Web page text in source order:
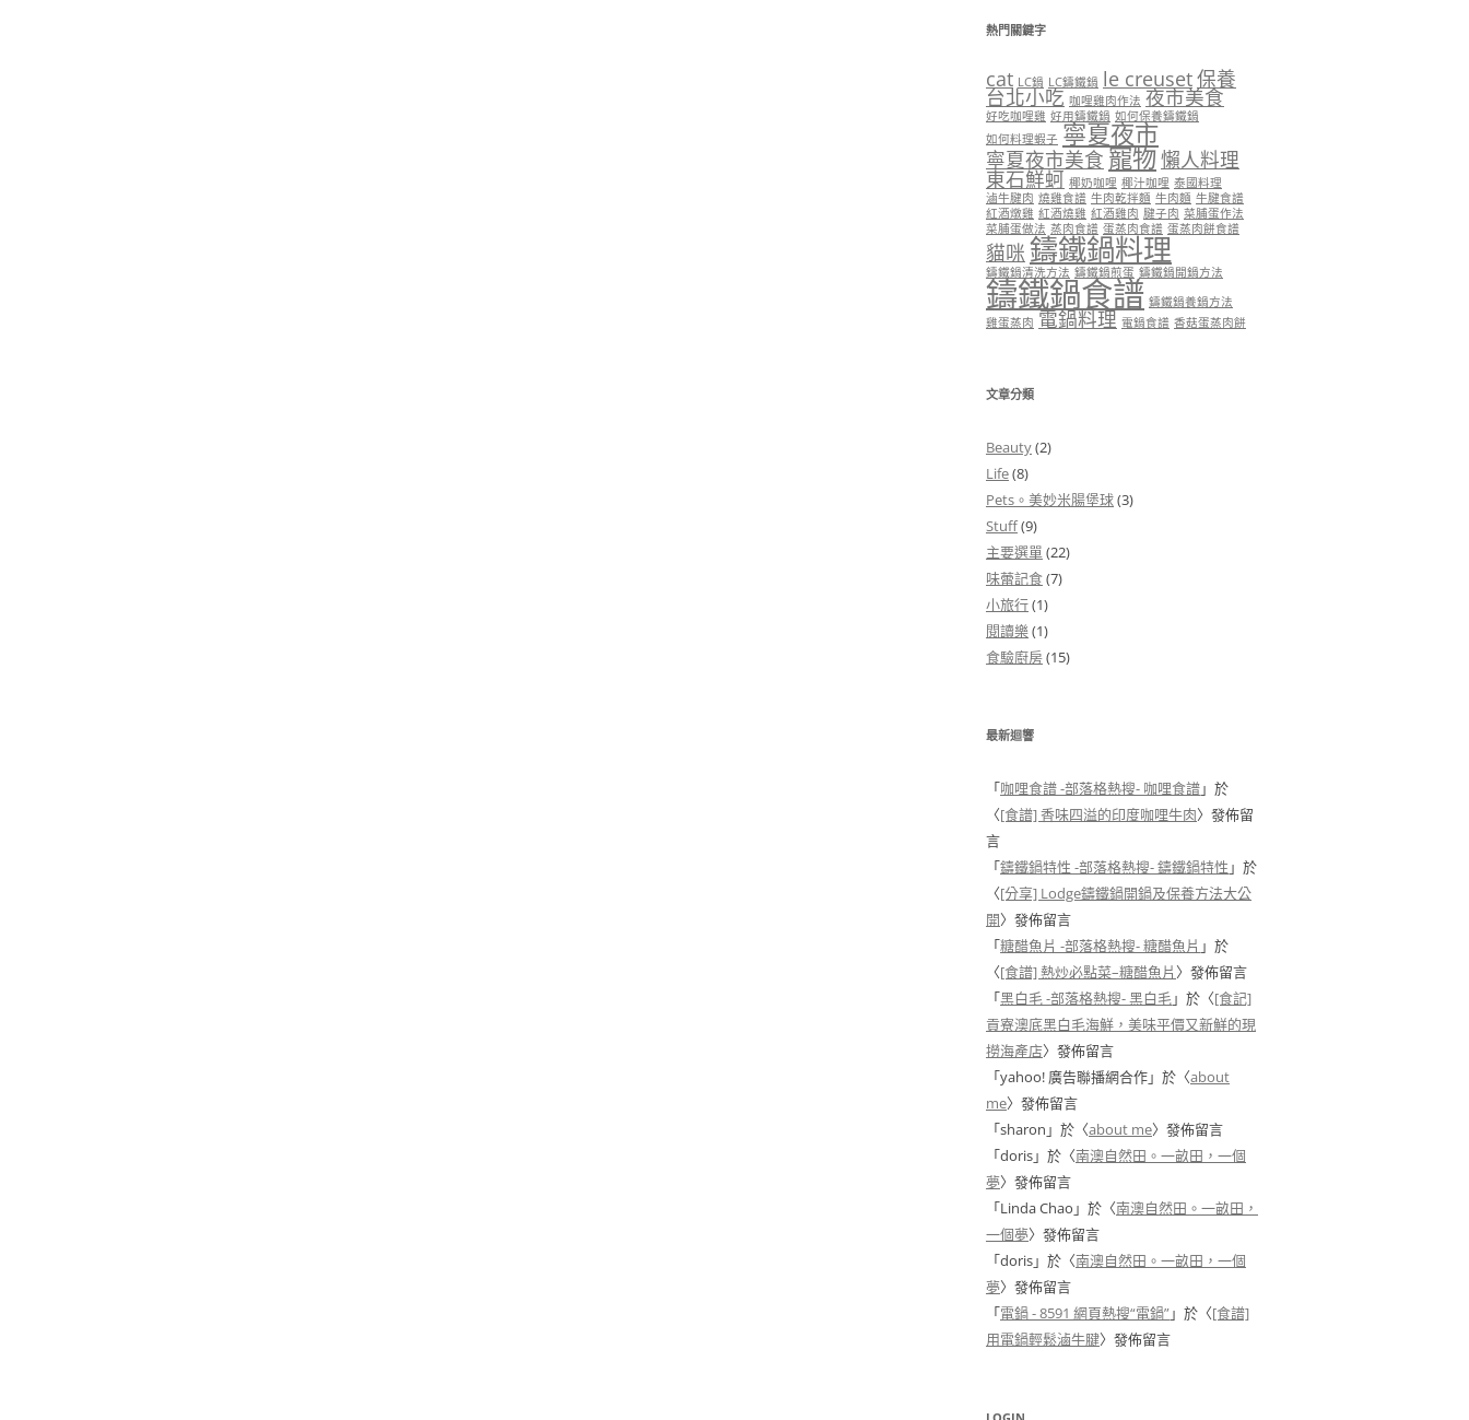
熱門關鍵字
cat LC鍋 LC鑄鐵鍋 le creuset保養
台北小吃 咖哩雞肉作法 夜市美食
好吃咖哩雞 好用鑄鐵鍋 如何保養鑄鐵鍋
如何料理蝦子 寧夏夜市
寧夏夜市美食 寵物懶人料理
東石鮮蚵 椰奶咖哩 椰汁咖哩 泰國料理
滷牛腱肉 燒雞食譜 牛肉乾拌麵 牛肉麵 牛腱食譜
紅酒燉雞 紅酒燒雞 紅酒雞肉 腱子肉 菜脯蛋作法
菜脯蛋做法 蒸肉食譜 蛋蒸肉食譜 蛋蒸肉餅食譜
貓咪 鑄鐵鍋料理
鑄鐵鍋清洗方法 鑄鐵鍋煎蛋 鑄鐵鍋開鍋方法
鑄鐵鍋食譜 鑄鐵鍋養鍋方法
雞蛋蒸肉 電鍋料理 電鍋食譜 香菇蛋蒸肉餅
文章分類
Beauty(2)
Life(8)
Pets。美妙米腸堡球(3)
Stuff(9)
主要選單(22)
味蕾記食(7)
小旅行(1)
閱讀樂(1)
食驗廚房(15)
最新迴響
「咖哩食譜 -部落格熱搜- 咖哩食譜」於
〈[食譜] 香味四溢的印度咖哩牛肉〉發佈留
言
「鑄鐵鍋特性 -部落格熱搜- 鑄鐵鍋特性 」於
〈[分享] Lodge鑄鐵鍋開鍋及保養方法大公
開〉發佈留言
「糖醋魚片 -部落格熱搜- 糖醋魚片 」於
〈[食譜] 熱炒必點菜–糖醋魚片 〉發佈留言
「黑白毛 -部落格熱搜- 黑白毛」於〈[食記]
貢寮澳底黑白毛海鮮，美味平價又新鮮的現
撈海產店〉發佈留言
「yahoo! 廣告聯播網合作」於〈about
me〉發佈留言
「sharon 」於〈about me〉發佈留言
「doris」於〈南澳自然田。一畝田，一個
夢〉發佈留言
「Linda Chao 」於〈南澳自然田。一畝田，
一個夢〉發佈留言
「doris」於〈南澳自然田。一畝田，一個
夢〉發佈留言
「電鍋 - 8591 網頁熱搜“電鍋”」於〈[食譜]
用電鍋輕鬆滷牛腱〉發佈留言